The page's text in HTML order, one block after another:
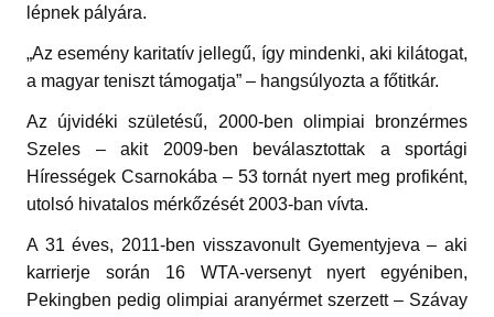
lépnek pályára.
„Az esemény karitatív jellegű, így mindenki, aki kilátogat,
a magyar teniszt támogatja” – hangsúlyozta a főtitkár.
Az újvidéki születésű, 2000-ben olimpiai bronzérmes
Szeles – akit 2009-ben beválasztottak a sportági
Hírességek Csarnokába – 53 tornát nyert meg profiként,
utolsó hivatalos mérkőzését 2003-ban vívta.
A 31 éves, 2011-ben visszavonult Gyementyjeva – aki
karrierje során 16 WTA-versenyt nyert egyéniben,
Pekingben pedig olimpiai aranyérmet szerzett – Szávay